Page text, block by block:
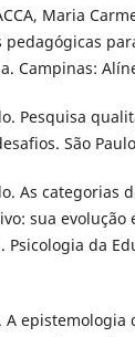
Maria
Campinas:
Pesquisa
São
As categorias
sua evolução
da
A